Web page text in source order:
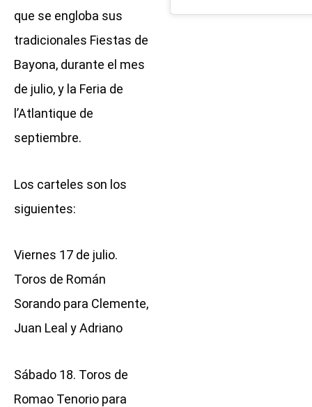
que se engloba sus
tradicionales Fiestas de
Bayona, durante el mes
de julio, y la Feria de
l’Atlantique de
septiembre.
Los carteles son los
siguientes:
Viernes 17 de julio.
Toros de Román
Sorando para Clemente,
Juan Leal y Adriano
Sábado 18. Toros de
Romao Tenorio para